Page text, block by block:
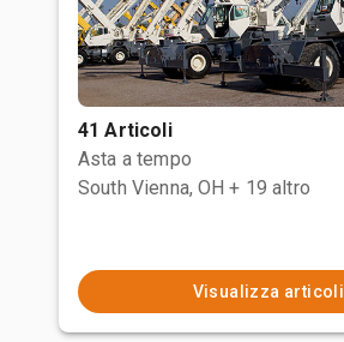
41 Articoli
Asta a tempo
South Vienna, OH + 19 altro
Visualizza articoli